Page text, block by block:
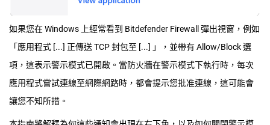
如果您在 Windows 上經常看到 Bitdefender Firewall 彈出視窗，例如
「應用程式 [...] 正傳送 TCP 封包至 [...] 」，並帶有 Allow/Block 選
項，這表示警示模式已開啟。當防火牆在警示模式下執行時，每次
應用程式嘗試連線至網際網路時，都會提示您批准連線，這可能會
讓您不知所措。